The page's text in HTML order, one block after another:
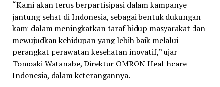
“Kami akan terus berpartisipasi dalam kampanye
jantung sehat di Indonesia, sebagai bentuk dukungan
kami dalam meningkatkan taraf hidup masyarakat dan
mewujudkan kehidupan yang lebih baik melalui
perangkat perawatan kesehatan inovatif,” ujar
Tomoaki Watanabe, Direktur OMRON Healthcare
Indonesia, dalam keterangannya.